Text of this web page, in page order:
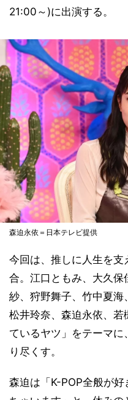
21:00～)に出演する。
森迫永依＝日本テレビ提供
今回は、推しに人生を
合。江口ともみ、大久保
紗、狩野舞子、竹中夏海
松井玲奈、森迫永依、
ているヤツ」をテーマ
り尽くす。
森迫は「K-POP全般が